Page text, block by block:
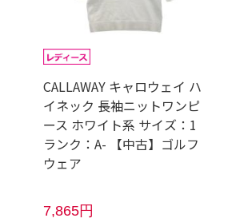
CALLAWAY キャロウェイ ハ
イネック 長袖ニットワンピ
ース ホワイト系 サイズ：1
ランク：A- 【中古】ゴルフ
ウェア
7,865円